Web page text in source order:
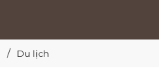
Du lịch